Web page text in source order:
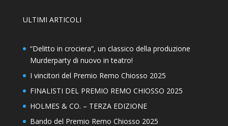
ULTIMI ARTICOLI
“Delitto in crociera”, un classico della produzione
Murderparty di nuovo in teatro!
I vincitori del Premio Remo Chiosso 2025
FINALISTI DEL PREMIO REMO CHIOSSO 2025
HOLMES & CO. – TERZA EDIZIONE
Bando del Premio Remo Chiosso 2025